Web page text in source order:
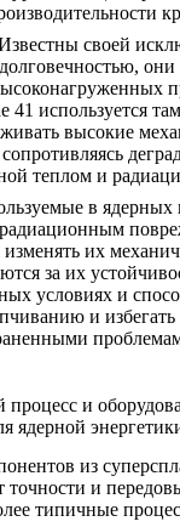
своей
41 используется
высокие
теплом и
в
их
за их
условиях и
и
и
ядерной
из
точности и
типичные